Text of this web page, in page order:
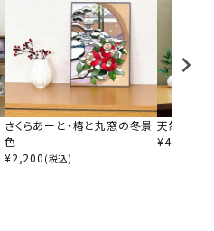
さくらあーと・椿と丸窓の冬景
色
¥2,200 (税込)
天然木のさ
¥4,730